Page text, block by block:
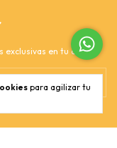
para agilizar tu
en tu correo.